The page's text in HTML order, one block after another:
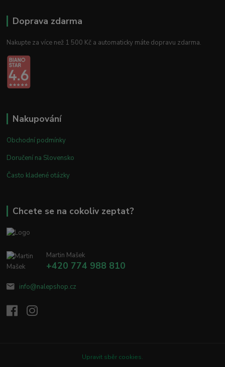
Doprava zdarma
Nakupte za více než 1 500 Kč a automaticky máte dopravu zdarma.
Nakupování
Obchodní podmínky
Doručení na Slovensko
Často kladené otázky
Chcete se na cokoliv zeptat?
Martin Mašek
+420 774 988 810
info@nalepshop.cz
Upravit sběr cookies.